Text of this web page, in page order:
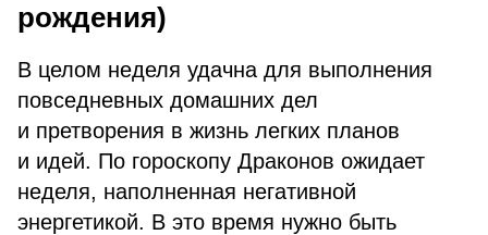
рождения)
В целом неделя удачна для выполнения
повседневных домашних дел
и претворения в жизнь легких планов
и идей. По гороскопу Драконов ожидает
неделя, наполненная негативной
энергетикой. В это время нужно быть